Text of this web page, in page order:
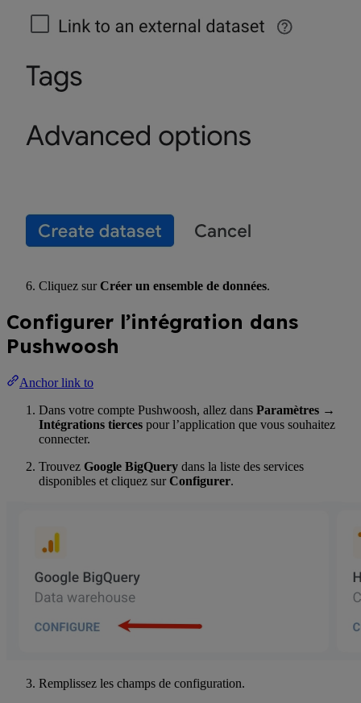
Cliquez surCréer un ensemble de données.
Configurer l’intégration dans
Pushwoosh
Anchor link to
Dans votre compte Pushwoosh, allez dans Paramètres →
Intégrations tierces pour l’application que vous souhaitez
connecter.
Trouvez Google BigQuery dans la liste des services
disponibles et cliquez surConfigurer.
Remplissez les champs de configuration.